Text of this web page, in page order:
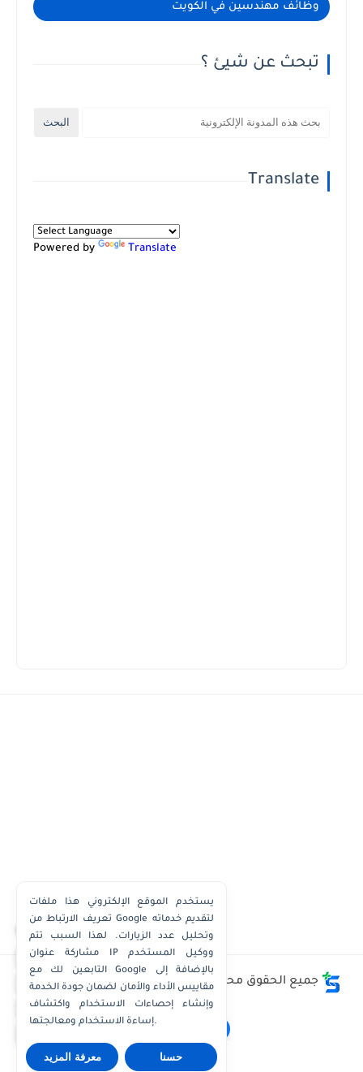
واتساب الكويت
واتساب قطر
واتساب عُمان
وظائف مهندسين في الكويت
تبحث عن شيئ ؟
Translate
Powered by Translate
جميع الحقوق محفوظة ©
وظائف الكويت توداي - Kuwait
Jobs Today
يستخدم الموقع الإلكتروني هذا ملفات
تعريف الارتباط من Google لتقديم خدماته
وتحليل عدد الزيارات. لهذا السبب تتم
مشاركة عنوان IP ووكيل المستخدم
التابعين لك مع Google بالإضافة إلى
مقاييس الأداء والأمان لضمان جودة الخدمة
وإنشاء إحصاءات الاستخدام واكتشاف
إساءة الاستخدام ومعالجتها.
معرفة المزيد حسنا